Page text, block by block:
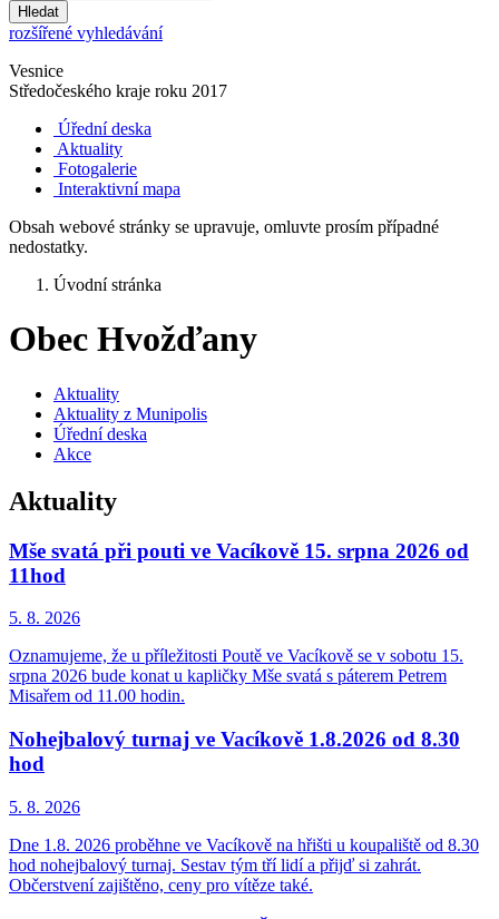
Hledat
rozšířené vyhledávání
Vesnice
Středočeského kraje roku 2017
Úřední deska
Aktuality
Fotogalerie
Interaktivní mapa
Obsah webové stránky se upravuje, omluvte prosím případné
nedostatky.
Úvodní stránka
Obec Hvožďany
Aktuality
Aktuality z Munipolis
Úřední deska
Akce
Aktuality
Mše svatá při pouti ve Vacíkově 15. srpna 2026 od
11hod
5. 8. 2026
Oznamujeme, že u příležitosti Poutě ve Vacíkově se v sobotu 15.
srpna 2026 bude konat u kapličky Mše svatá s páterem Petrem
Misařem od 11.00 hodin.
Nohejbalový turnaj ve Vacíkově 1.8.2026 od 8.30
hod
5. 8. 2026
Dne 1.8. 2026 proběhne ve Vacíkově na hřišti u koupaliště od 8.30
hod nohejbalový turnaj. Sestav tým tří lidí a přijď si zahrát.
Občerstvení zajištěno, ceny pro vítěze také.